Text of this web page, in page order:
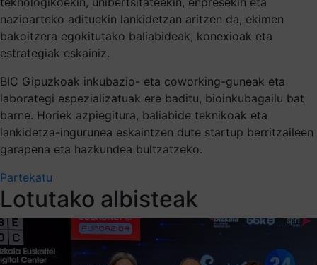
nazioarteko adituekin lankidetzan aritzen da, ekimen
bakoitzera egokitutako baliabideak, konexioak eta
estrategiak eskainiz.
BIC Gipuzkoak inkubazio- eta coworking-guneak eta
laborategi espezializatuak ere baditu, bioinkubagailu bat
barne. Horiek azpiegitura, baliabide teknikoak eta
lankidetza-ingurunea eskaintzen dute startup berritzaileen
garapena eta hazkundea bultzatzeko.
Partekatu
Lotutako albisteak